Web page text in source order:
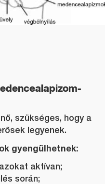
szükséges, hogy a
legyenek.
gyengülhetnek:
aktívan;
során;